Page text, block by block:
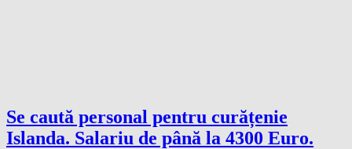
Se caută personal pentru curățenie
Islanda. Salariu de până la 4300 Euro.